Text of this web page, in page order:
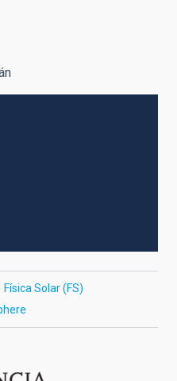
Física Solar (FS)